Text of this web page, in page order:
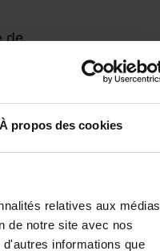
À propos des cookies
relatives aux médias
de notre site avec nos
informations que
de